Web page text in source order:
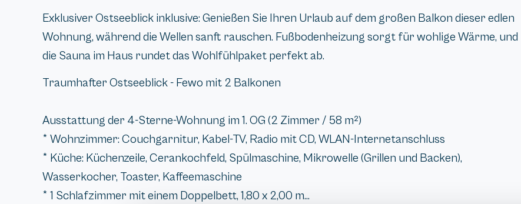
Exklusiver Ostseeblick inklusive: Genießen Sie Ihren Urlaub auf dem großen Balkon dieser edlen
Wohnung, während die Wellen sanft rauschen. Fußbodenheizung sorgt für wohlige Wärme, und
die Sauna im Haus rundet das Wohlfühlpaket perfekt ab.
Traumhafter Ostseeblick - Fewo mit 2 Balkonen
Ausstattung der 4-Sterne-Wohnung im 1. OG (2 Zimmer / 58 m²)
* Wohnzimmer: Couchgarnitur, Kabel-TV, Radio mit CD, WLAN-Internetanschluss
* Küche: Küchenzeile, Cerankochfeld, Spülmaschine, Mikrowelle (Grillen und Backen),
Wasserkocher, Toaster, Kaffeemaschine
* 1 Schlafzimmer mit einem Doppelbett, 1,80 x 2,00 m...